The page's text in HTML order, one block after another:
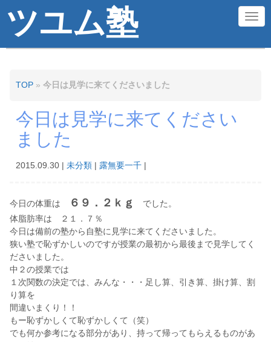
ツユム塾 N
TOP » 今日は見学に来てくださいました
今日は見学に来てください
ました
2015.09.30 未分類 露無要一千
今日の体重は ６９．２ｋｇ
でした。
体脂肪率は ２１．７％
今日は備前の塾から自塾に見学に来てくださいました。
狭い塾で恥ずかしいのですが授業の最初から最後まで見学してく
ださいました。
中２の授業では
１次関数の決定では、みんな・・・足し算、引き算、掛け算、割
り算を
間違いまくり！！
もー恥ずかしくて恥ずかしくて（笑）
でも何か参考になる部分があり、持って帰ってもらえるものがあ